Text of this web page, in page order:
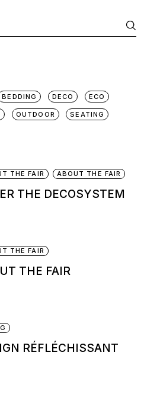
BEDDING DECO ECO
OUTDOOR SEATING
THE FAIR ABOUT THE FAIR
THE DECOSYSTEM
THE FAIR
THE FAIR
RÉFLÉCHISSANT